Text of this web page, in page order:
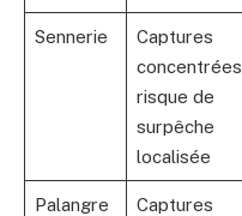
Sennerie
Captures
concentrées,
risque de
surpêche
localisée
Palangre
Captures